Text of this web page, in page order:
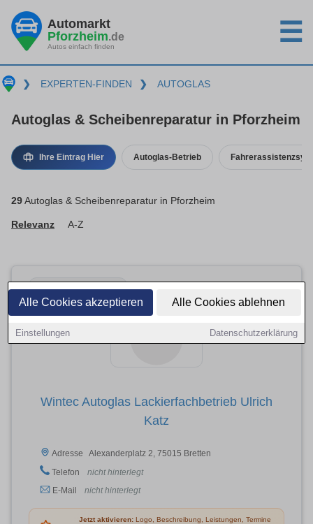
Alle Cookies akzeptieren Alle Cookies ablehnen
Einstellungen Datenschutzerklärung
Automarkt
Pforzheim.de
Autos einfach finden ☰
❯ EXPERTEN-FINDEN ❯ AUTOGLAS
Autoglas & Scheibenreparatur in Pforzheim
Ihre Eintrag Hier Autoglas-Betrieb
29Autoglas & Scheibenreparatur in Pforzheim
Relevanz A-Z
Wintec Autoglas Lackierfachbetrieb Ulrich
Katz
Adresse
Alexanderplatz 2, 75015 Bretten
Telefon
nicht hinterlegt
E-Mail
nicht hinterlegt
Jetzt aktivieren: Logo, Beschreibung, Leistungen, Termine